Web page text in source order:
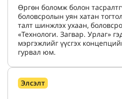
Өргөн боломж болон
боловсролын уян хатан
талт шинжлэх ухаан,
«Технологи. Загвар. Урлаг»
мэргэжлийг үүсгэх
гурвал юм.
Элсэлт